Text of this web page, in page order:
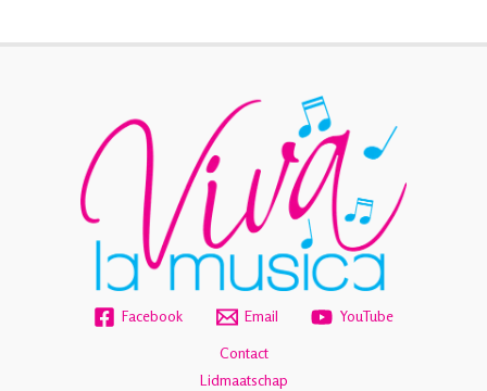
Facebook Email YouTube
Contact
Lidmaatschap